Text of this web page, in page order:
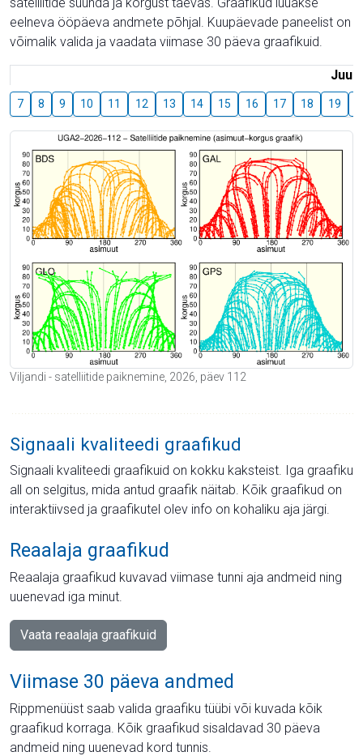
eelneva ööpäeva andmete põhjal. Kuupäevade paneelist on
võimalik valida ja vaadata viimase 30 päeva graafikuid.
Juuli
7 8 9 10 11 12 13 14 15 16 17 18 19
Viljandi - satelliitide paiknemine, 2026, päev 112
Signaali kvaliteedi graafikud
Signaali kvaliteedi graafikuid on kokku kaksteist. Iga graafiku
all on selgitus, mida antud graafik näitab. Kõik graafikud on
interaktiivsed ja graafikutel olev info on kohaliku aja järgi.
Reaalaja graafikud
Reaalaja graafikud kuvavad viimase tunni aja andmeid ning
uuenevad iga minut.
Vaata reaalaja graafikuid
Viimase 30 päeva andmed
Rippmenüüst saab valida graafiku tüübi või kuvada kõik
graafikud korraga. Kõik graafikud sisaldavad 30 päeva
andmeid ning uuenevad kord tunnis.